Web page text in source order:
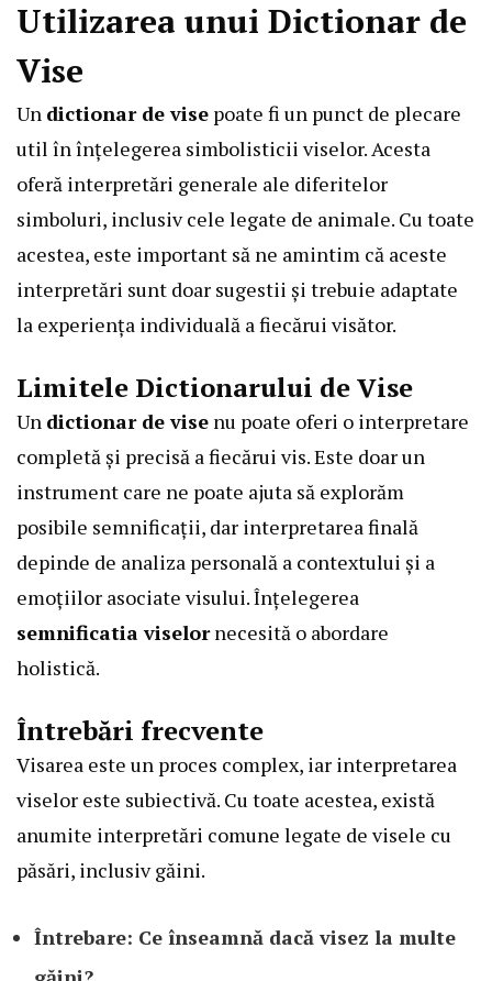
Utilizarea unui Dictionar de
Vise
Un dictionar de vise poate fi un punct de plecare
util în înțelegerea simbolisticii viselor. Acesta
oferă interpretări generale ale diferitelor
simboluri, inclusiv cele legate de animale. Cu toate
acestea, este important să ne amintim că aceste
interpretări sunt doar sugestii și trebuie adaptate
la experiența individuală a fiecărui visător.
Limitele Dictionarului de Vise
Un dictionar de vise nu poate oferi o interpretare
completă și precisă a fiecărui vis. Este doar un
instrument care ne poate ajuta să explorăm
posibile semnificații, dar interpretarea finală
depinde de analiza personală a contextului și a
emoțiilor asociate visului. Înțelegerea
semnificatia viselornecesită o abordare
holistică.
Întrebări frecvente
Visarea este un proces complex, iar interpretarea
viselor este subiectivă. Cu toate acestea, există
anumite interpretări comune legate de visele cu
păsări, inclusiv găini.
Întrebare: Ce înseamnă dacă visez la multe